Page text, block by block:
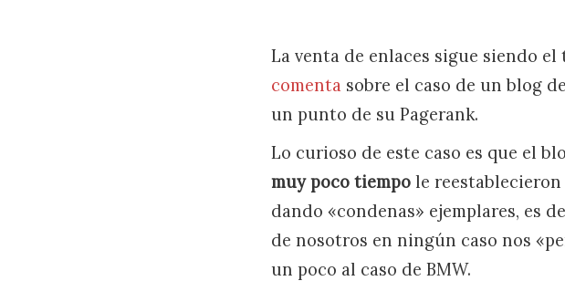
La venta de enlaces sigue siendo el
comenta sobre el caso de un blog
un punto de su Pagerank.
Lo curioso de este caso es que el
muy poco tiempo le reestablecieron
dando «condenas» ejemplares, es
de nosotros en ningún caso nos
un poco al caso de BMW.